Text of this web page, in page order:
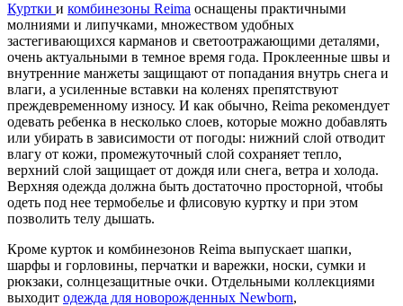
Куртки и комбинезоны Reima оснащены практичными
молниями и липучками, множеством удобных
застегивающихся карманов и светоотражающими деталями,
очень актуальными в темное время года. Проклеенные швы и
внутренние манжеты защищают от попадания внутрь снега и
влаги, а усиленные вставки на коленях препятствуют
преждевременному износу. И как обычно, Reima рекомендует
одевать ребенка в несколько слоев, которые можно добавлять
или убирать в зависимости от погоды: нижний слой отводит
влагу от кожи, промежуточный слой сохраняет тепло,
верхний слой защищает от дождя или снега, ветра и холода.
Верхняя одежда должна быть достаточно просторной, чтобы
одеть под нее термобелье и флисовую куртку и при этом
позволить телу дышать.
Кроме курток и комбинезонов Reima выпускает шапки,
шарфы и горловины, перчатки и варежки, носки, сумки и
рюкзаки, солнцезащитные очки. Отдельными коллекциями
выходит одежда для новорожденных Newborn,